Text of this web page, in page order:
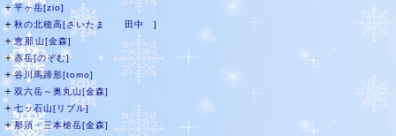
＋平ヶ岳[zio]
＋ 秋の北穂高[さいたま 田中 ]
＋恵那山[金森]
＋赤岳[のぞむ]
＋谷川馬蹄形[tomo]
＋ 双六岳～奥丸山[金森]
＋ 七ッ石山[リブル]
＋那須・三本槍岳[金森]